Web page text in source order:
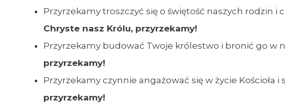
Przyrzekamy troszczyć się o świętość naszych rodzin i
Chryste nasz Królu, przyrzekamy!
Przyrzekamy budować Twoje królestwo i bronić go w
przyrzekamy!
Przyrzekamy czynnie angażować się w życie Kościoła i
przyrzekamy!